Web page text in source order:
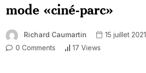
mode «ciné-parc»
Richard Caumartin
15 juillet 2021
0 Comments
17 Views